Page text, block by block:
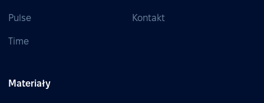
Pulse
Time
Kontakt
Materiały